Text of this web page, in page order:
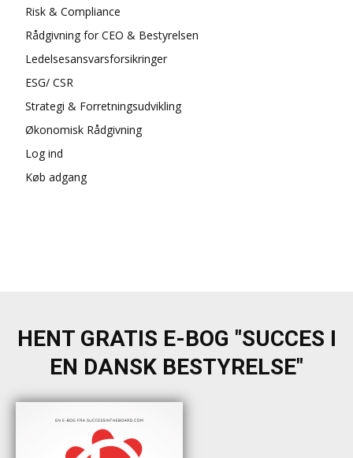
Risk & Compliance
Rådgivning for CEO & Bestyrelsen
Ledelsesansvarsforsikringer
ESG/ CSR
Strategi & Forretningsudvikling
Økonomisk Rådgivning
Log ind
Køb adgang
HENT GRATIS E-BOG "SUCCES I
EN DANSK BESTYRELSE"